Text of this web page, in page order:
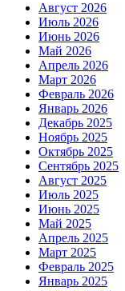
Август 2026
Июль 2026
Июнь 2026
Май 2026
Апрель 2026
Март 2026
Февраль 2026
Январь 2026
Декабрь 2025
Ноябрь 2025
Октябрь 2025
Сентябрь 2025
Август 2025
Июль 2025
Июнь 2025
Май 2025
Апрель 2025
Март 2025
Февраль 2025
Январь 2025